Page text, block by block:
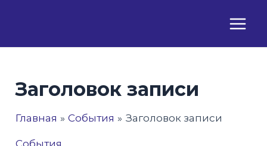
Заголовок записи
Главная События Заголовок записи
События